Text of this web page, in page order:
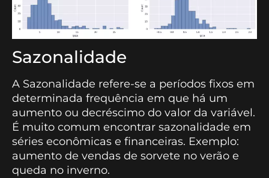
Sazonalidade
A Sazonalidade refere-se a períodos fixos em
determinada frequência em que há um
aumento ou decréscimo do valor da variável.
É muito comum encontrar sazonalidade em
séries econômicas e financeiras. Exemplo:
aumento de vendas de sorvete no verão e
queda no inverno.